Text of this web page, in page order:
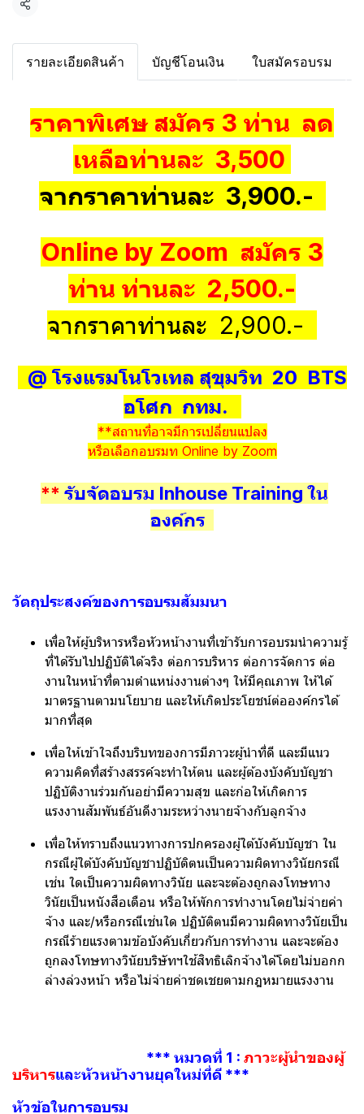
แชร์
รายละเอียดสินค้า บัญชีโอนเงิน ใบสมัครอบรม
ราคาพิเศษ สมัคร 3 ท่าน ลด
เหลือท่านละ 3,500
จากราคาท่านละ 3,900.-
Online by Zoom สมัคร 3
ท่าน ท่านละ 2,500.-
จากราคาท่านละ 2,900.-
@ โรงแรมโนโวเทล สุขุมวิท 20 BTS
อโศก กทม.
**สถานที่อาจมีการเปลี่ยนแปลง
หรือเลือกอบรมท Online by Zoom
** รับจัดอบรม Inhouse Training ใน
องค์กร
วัตถุประสงค์ของการอบรมสัมมนา
เพื่อให้ผู้บริหารหรือหัวหน้างานที่เข้ารับการอบรมนำความรู้
ที่ได้รับไปปฏิบัติได้จริง ต่อการบริหาร ต่อการจัดการ ต่อ
งานในหน้าที่ตามตำแหน่งงานต่างๆ ให้มีคุณภาพ ให้ได้
มาตรฐานตามนโยบาย และให้เกิดประโยชน์ต่อองค์กรได้
มากที่สุด
เพื่อให้เข้าใจถึงบริบทของการมีภาวะผู้นำที่ดี และมีแนว
ความคิดที่สร้างสรรค์จะทำให้ตน และผู้ต้องบังคับบัญชา
ปฏิบัติงานร่วมกันอย่ามีความสุข และก่อให้เกิดการ
แรงงานสัมพันธ์อันดีงามระหว่างนายจ้างกับลูกจ้าง
เพื่อให้ทราบถึงแนวทางการปกครองผู้ใต้บังคับบัญชา ใน
กรณีผู้ใต้บังคับบัญชาปฏิบัติตนเป็นความผิดทางวินัยกรณี
เช่น ใดเป็นความผิดทางวินัย และจะต้องถูกลงโทษทาง
วินัยเป็นหนังสือเตือน หรือให้พักการทำงานโดยไม่จ่ายค่า
จ้าง และ/หรือกรณีเช่นใด ปฏิบัติตนมีความผิดทางวินัยเป็น
กรณีร้ายแรงตามข้อบังคับเกี่ยวกับการทำงาน และจะต้อง
ถูกลงโทษทางวินัยบริษัทฯใช้สิทธิเลิกจ้างได้โดยไม่บอกก
ล่างล่วงหน้า หรือไม่จ่ายค่าชดเชยตามกฎหมายแรงงาน
*** หมวดที่ 1 : ภาวะผู้นำของผู้
บริหารและหัวหน้างานยุคใหม่ที่ดี ***
หัวข้อในการอบรม